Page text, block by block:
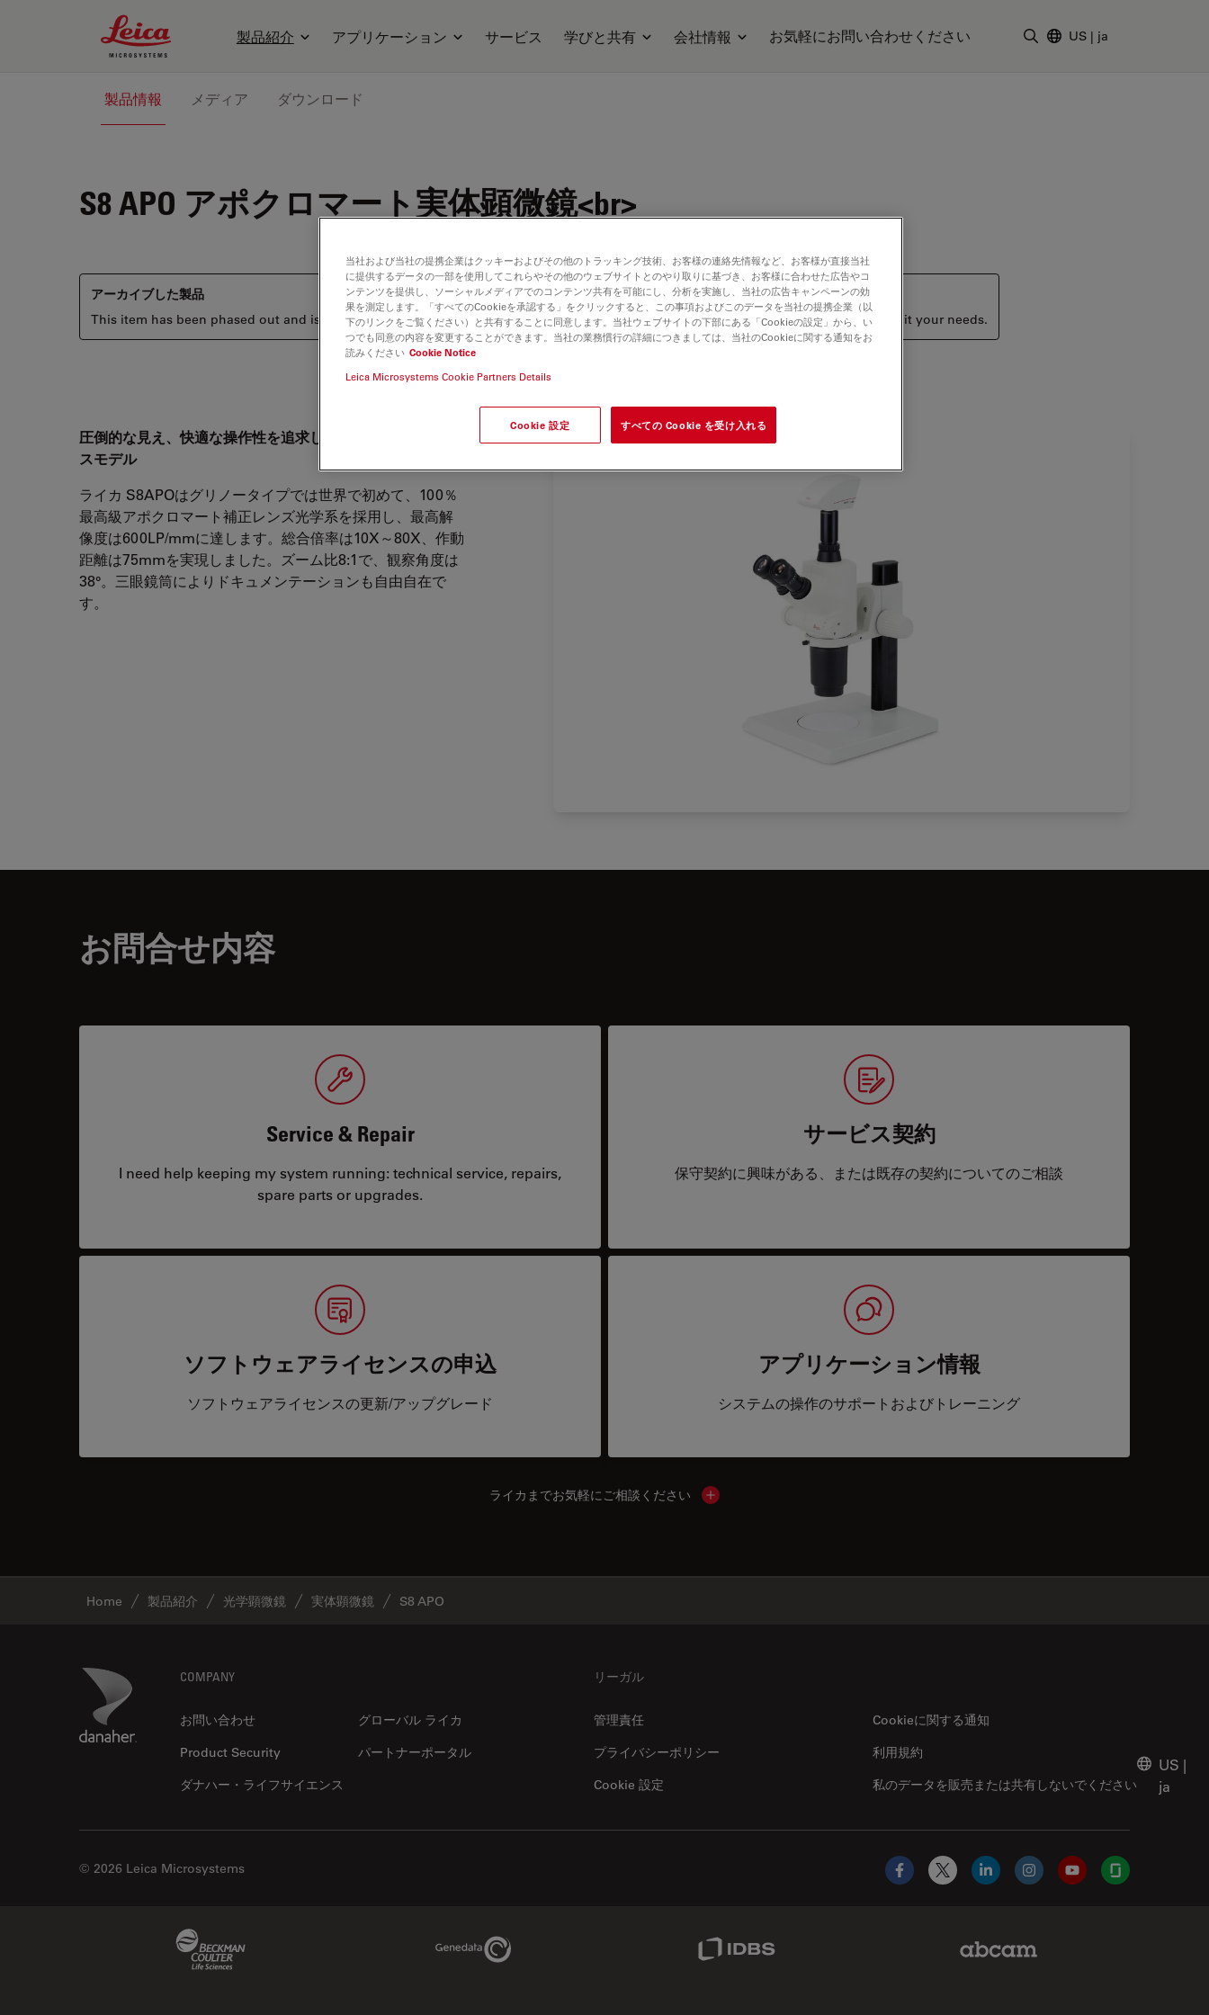
Leica Microsystems Logo
製品紹介 アプリケーション サービス 学びと共有 会社情報 お気軽にお問い合わせください US | ja
製品情報 メディア ダウンロード
S8 APO アポクロマート実体顕微鏡<br>
アーカイブした製品
This item has been phased out and is no longer available. Please contact us to enquire about recent alternative products that may suit your needs.
圧倒的な見え、快適な操作性を追求したハイパフォーマン
スモデル
ライカ S8APOはグリノータイプでは世界で初めて、100％
最高級アポクロマート補正レンズ光学系を採用し、最高解
像度は600LP/mmに達します。総合倍率は10X～80X、作動
距離は75mmを実現しました。ズーム比8:1で、観察角度は
38°。三眼鏡筒によりドキュメンテーションも自由自在で
す。
お問合せ内容
Service & Repair
I need help keeping my system running: technical service, repairs,
spare parts or upgrades.
サービス契約
保守契約に興味がある、または既存の契約についてのご相談
ソフトウェアライセンスの申込
ソフトウェアライセンスの更新/アップグレード
アプリケーション情報
システムの操作のサポートおよびトレーニング
ライカまでお気軽にご相談ください Show local contacts
Home 製品紹介 光学顕微鏡 実体顕微鏡 S8 APO
Danaher Logo COMPANY
お問い合わせ
グローバル ライカ
Product Security
パートナーポータル
ダナハー・ライフサイエンス
リーガル
管理責任
Cookieに関する通知
プライバシーポリシー
私のデータを販売または共有しないでください
利用規約
Cookie 設定
US |
ja
© 2026 Leica Microsystems
Facebook
X LinkedInInstagramYouTubeGlassdoor
Genedata Link
当社および当社の提携企業はクッキーおよびその他のトラッキング技術、お客様の連絡先情報など、お客様が直接当社
に提供するデータの一部を使用してこれらやその他のウェブサイトとのやり取りに基づき、お客様に合わせた広告やコ
ンテンツを提供し、ソーシャルメディアでのコンテンツ共有を可能にし、分析を実施し、当社の広告キャンペーンの効
果を測定します。「すべてのCookieを承認する」をクリックすると、この事項およびこのデータを当社の提携企業（以
下のリンクをご覧ください）と共有することに同意します。当社ウェブサイトの下部にある「Cookieの設定」から、い
つでも同意の内容を変更することができます。当社の業務慣行の詳細につきましては、当社のCookieに関する通知をお
読みください Cookie Notice
Leica Microsystems Cookie Partners Details
Cookie 設定 すべての Cookie を受け入れる